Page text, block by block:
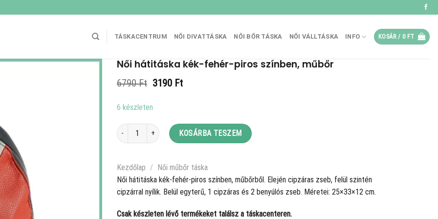
TÁSKACENTRUM NŐI DIVATTÁSKA NŐI BŐR TÁSKA NŐI VÁLLTÁSKA INFO KOSÁR / 0 FT
Női hátitáska kék-fehér-piros színben, műbőr
6790Ft Original
6790 Ft.
3190 FtCurrent
6 készleten
Női hátitáska kék-fehér-piros színben, műbőr mennyiség
KOSÁRBA TESZEM
Kezdőlap / Női műbőr táska
Női hátitáska kék-fehér-piros színben, műbőrből. Elején cipzáras zseb, felül szintén
cipzárral nyílik. Belül egyterű, 1 cipzáras és 2 benyúlós zseb. Méretei: 25×33×12 cm.
Csak készleten lévő termékeket találsz a táskacenteren.